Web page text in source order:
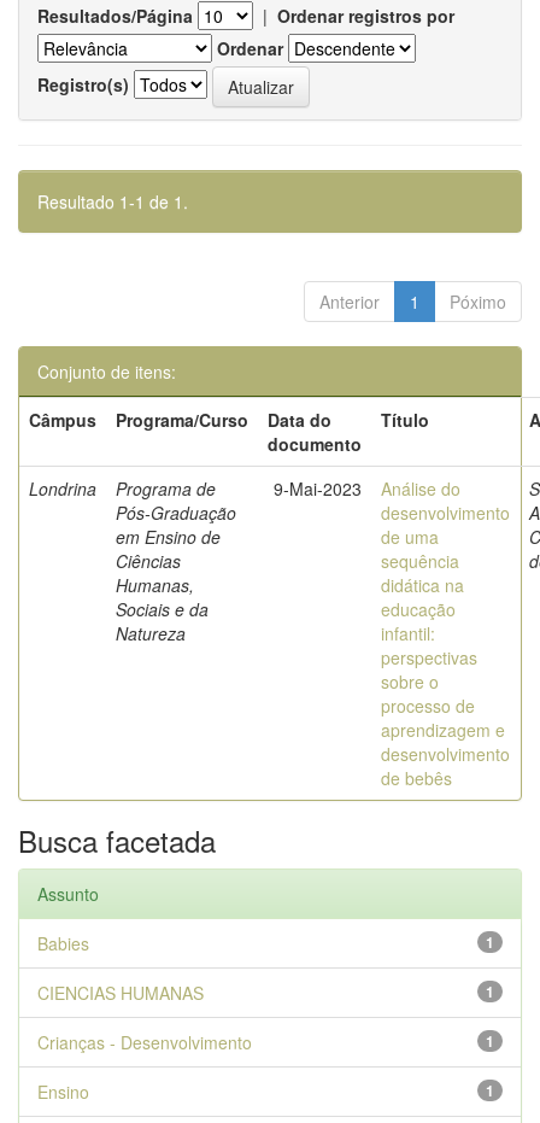
Resultados/Página | Ordenar registros por
Ordenar
Registro(s)
Resultado 1-1 de 1.
Anterior 1 Póximo
Conjunto de itens:
Câmpus
Programa/Curso
Data do
documento
Título
Londrina
Programa de
Pós-Graduação
em Ensino de
Ciências
Humanas,
Sociais e da
Natureza
9-Mai-2023
Análise do
desenvolvimento
de uma
sequência
didática na
educação
infantil:
perspectivas
sobre o
processo de
aprendizagem e
desenvolvimento
de bebês
Busca facetada
Assunto
1
Babies
1
CIENCIAS HUMANAS
1
Crianças - Desenvolvimento
1
Ensino